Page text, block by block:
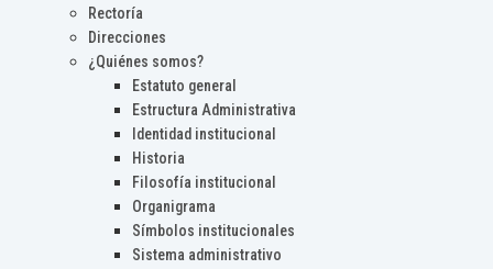
Rectoría
Direcciones
¿Quiénes somos?
Estatuto general
Estructura Administrativa
Identidad institucional
Historia
Filosofía institucional
Organigrama
Símbolos institucionales
Sistema administrativo